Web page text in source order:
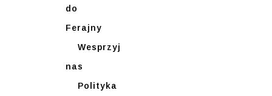
do
Ferajny
Wesprzyj
nas
Polityka